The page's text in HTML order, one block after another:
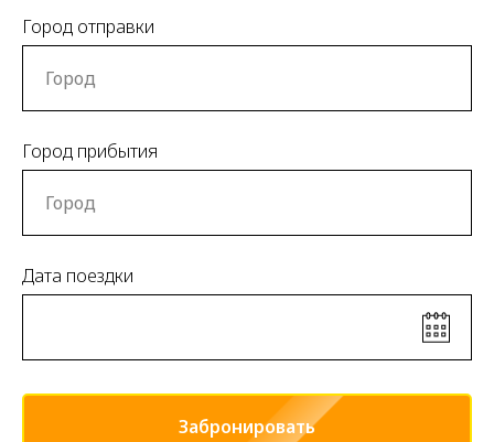
Город отправки
Город прибытия
Дата поездки
Забронировать